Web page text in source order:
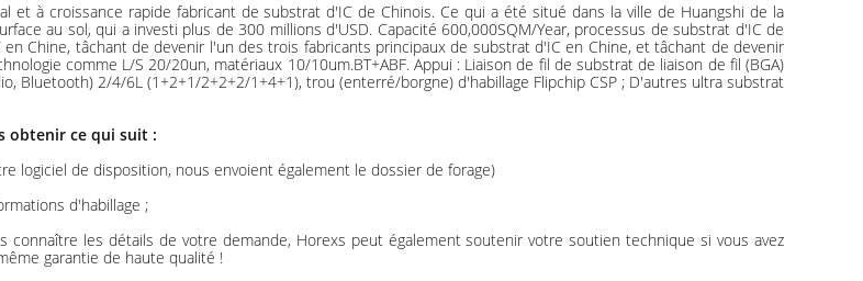
et à croissance rapide fabricant de substrat d'IC de Chinois. Ce qui a été situé dans la ville de Huangshi de la
au sol, qui a investi plus de 300 millions d'USD. Capacité 600,000SQM/Year, processus de substrat d'IC de
Chine, tâchant de devenir l'un des trois fabricants principaux de substrat d'IC en Chine, et tâchant de devenir
comme L/S 20/20un, matériaux 10/10um.BT+ABF. Appui : Liaison de fil de substrat de liaison de fil (BGA)
Bluetooth) 2/4/6L (1+2+1/2+2+2/1+4+1), trou (enterré/borgne) d'habillage Flipchip CSP ; D'autres ultra substrat
obtenir ce qui suit :
logiciel de disposition, nous envoient également le dossier de forage)
d'habillage ;
les détails de votre demande, Horexs peut également soutenir votre soutien technique si vous avez
garantie de haute qualité !